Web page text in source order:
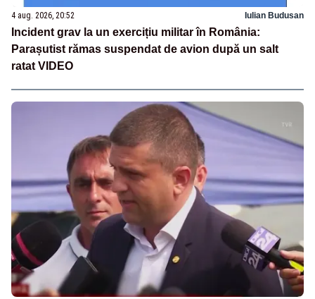
4 aug. 2026, 20:52 Iulian Budusan
Incident grav la un exercițiu militar în România:
Parașutist rămas suspendat de avion după un salt
ratat VIDEO